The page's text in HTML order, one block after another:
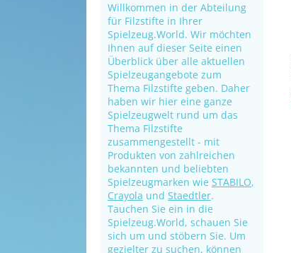
Willkommen in der Abteilung
für Filzstifte in Ihrer
Spielzeug.World. Wir möchten
Ihnen auf dieser Seite einen
Überblick über alle aktuellen
Spielzeugangebote zum
Thema Filzstifte geben. Daher
haben wir hier eine ganze
Spielzeugwelt rund um das
Thema Filzstifte
zusammengestellt - mit
Produkten von zahlreichen
bekannten und beliebten
Spielzeugmarken wie STABILO,
Crayola und Staedtler.
Tauchen Sie ein in die
Spielzeug.World, schauen Sie
sich um und stöbern Sie. Um
gezielter zu suchen, können